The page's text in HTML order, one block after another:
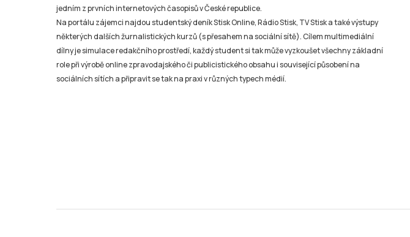
jedním z prvních internetových časopisů v České republice.
Na portálu zájemci najdou studentský deník Stisk Online, Rádio Stisk, TV Stisk a také výstupy
některých dalších žurnalistických kurzů (s přesahem na sociální sítě). Cílem multimediální
dílny je simulace redakčního prostředí, každý student si tak může vyzkoušet všechny základní
role při výrobě online zpravodajského či publicistického obsahu i související působení na
sociálních sítích a připravit se tak na praxi v různých typech médií.